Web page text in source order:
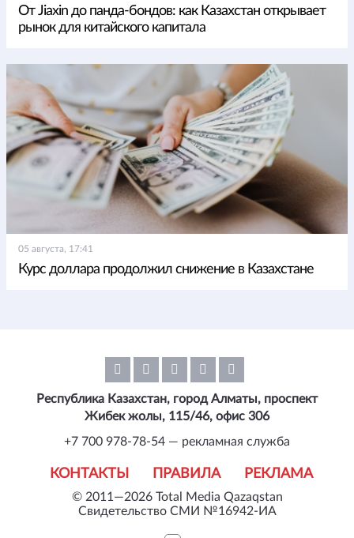
От Jiaxin до панда-бондов: как Казахстан открывает
рынок для китайского капитала
05 августа, 17:41
Курс доллара продолжил снижение в Казахстане
© 2011—2026 Total Media Qazaqstan
Свидетельство СМИ №16942-ИА
КОНТАКТЫ ПРАВИЛА РЕКЛАМА
Республика Казахстан, город Алматы, проспект
Жибек жолы, 115/46, офис 306
+7 700 978-78-54 — рекламная служба